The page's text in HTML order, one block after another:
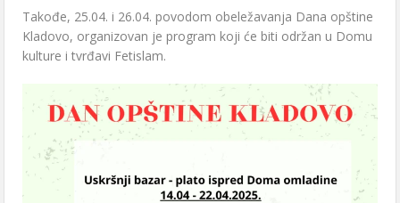
Takođe, 25.04. i 26.04. povodom obeležavanja Dana opštine
Kladovo, organizovan je program koji će biti održan u Domu
kulture i tvrđavi Fetislam.